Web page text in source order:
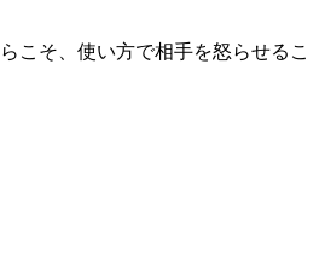
こそ、使い方で相手を怒らせるこ